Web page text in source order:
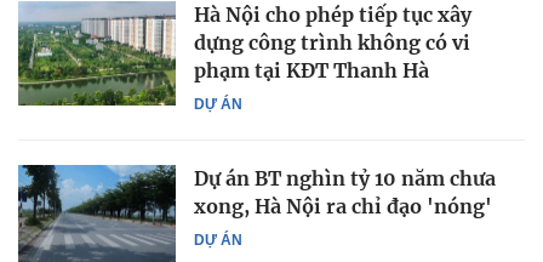
DỰ ÁN
Hà Nội cho phép tiếp tục xây
dựng công trình không có vi
phạm tại KĐT Thanh Hà
DỰ ÁN
Dự án BT nghìn tỷ 10 năm chưa
xong, Hà Nội ra chỉ đạo 'nóng'